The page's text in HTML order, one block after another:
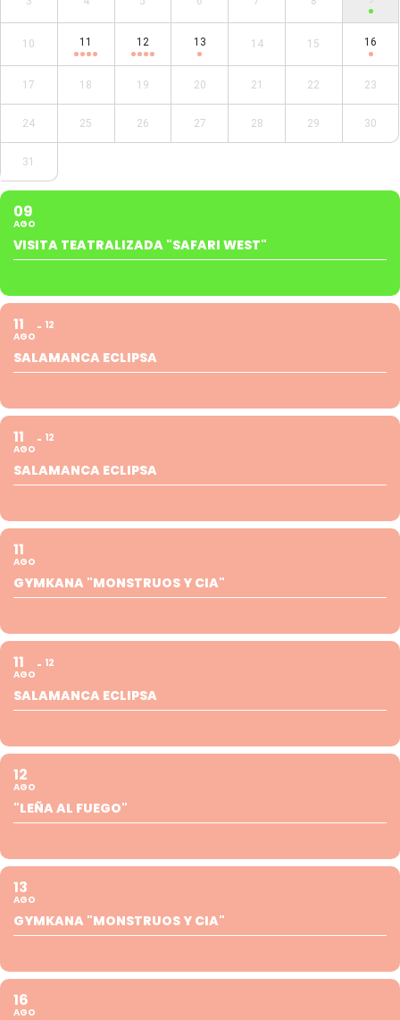
10 11 12 13 14 15 16
17 18 19 20 21 22 23
24 25 26 27 28 29 30
31
09
AGO
VISITA TEATRALIZADA "SAFARI WEST"
11
AGO
12
SALAMANCA ECLIPSA
11
AGO
12
SALAMANCA ECLIPSA
11
AGO
GYMKANA "MONSTRUOS Y CIA"
11
AGO
12
SALAMANCA ECLIPSA
12
AGO
"LEÑA AL FUEGO"
13
AGO
GYMKANA "MONSTRUOS Y CIA"
16
AGO